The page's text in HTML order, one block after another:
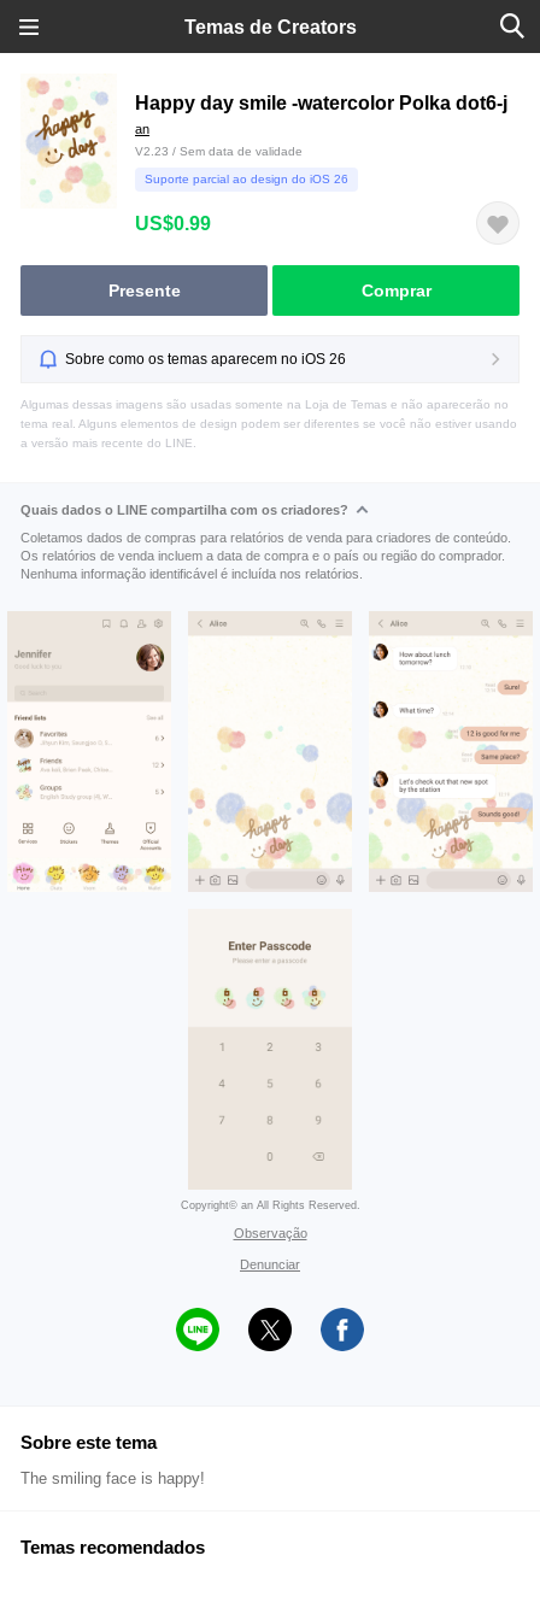
Temas de Creators
Happy day smile -watercolor Polka dot6-j
an
V2.23 / Sem data de validade
Suporte parcial ao design do iOS 26
US$0.99
Presente Comprar
Sobre como os temas aparecem no iOS 26
Algumas dessas imagens são usadas somente na Loja de Temas e não aparecerão no
tema real. Alguns elementos de design podem ser diferentes se você não estiver usando
a versão mais recente do LINE.
Quais dados o LINE compartilha com os criadores?
Coletamos dados de compras para relatórios de venda para criadores de conteúdo.
Os relatórios de venda incluem a data de compra e o país ou região do comprador.
Nenhuma informação identificável é incluída nos relatórios.
Copyright© an All Rights Reserved.
Observação
Denunciar
Sobre este tema
The smiling face is happy!
Temas recomendados